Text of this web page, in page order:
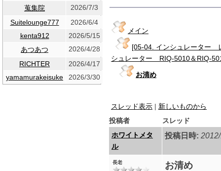
メイン
[05-04. インシュレーター
シュレーター RIQ-5010＆RIQ-
お清め
スレッド表示 | 新しいものから
投稿者
スレッド
ホワイトメタ
ル
投稿日時:
長老
お清め
蒐集院
2026/7/3
Suitelounge777
2026/6/4
kenta912
2026/5/15
あつあつ
2026/4/28
RICHTER
2026/4/17
yamamurakeisuke
2026/3/30